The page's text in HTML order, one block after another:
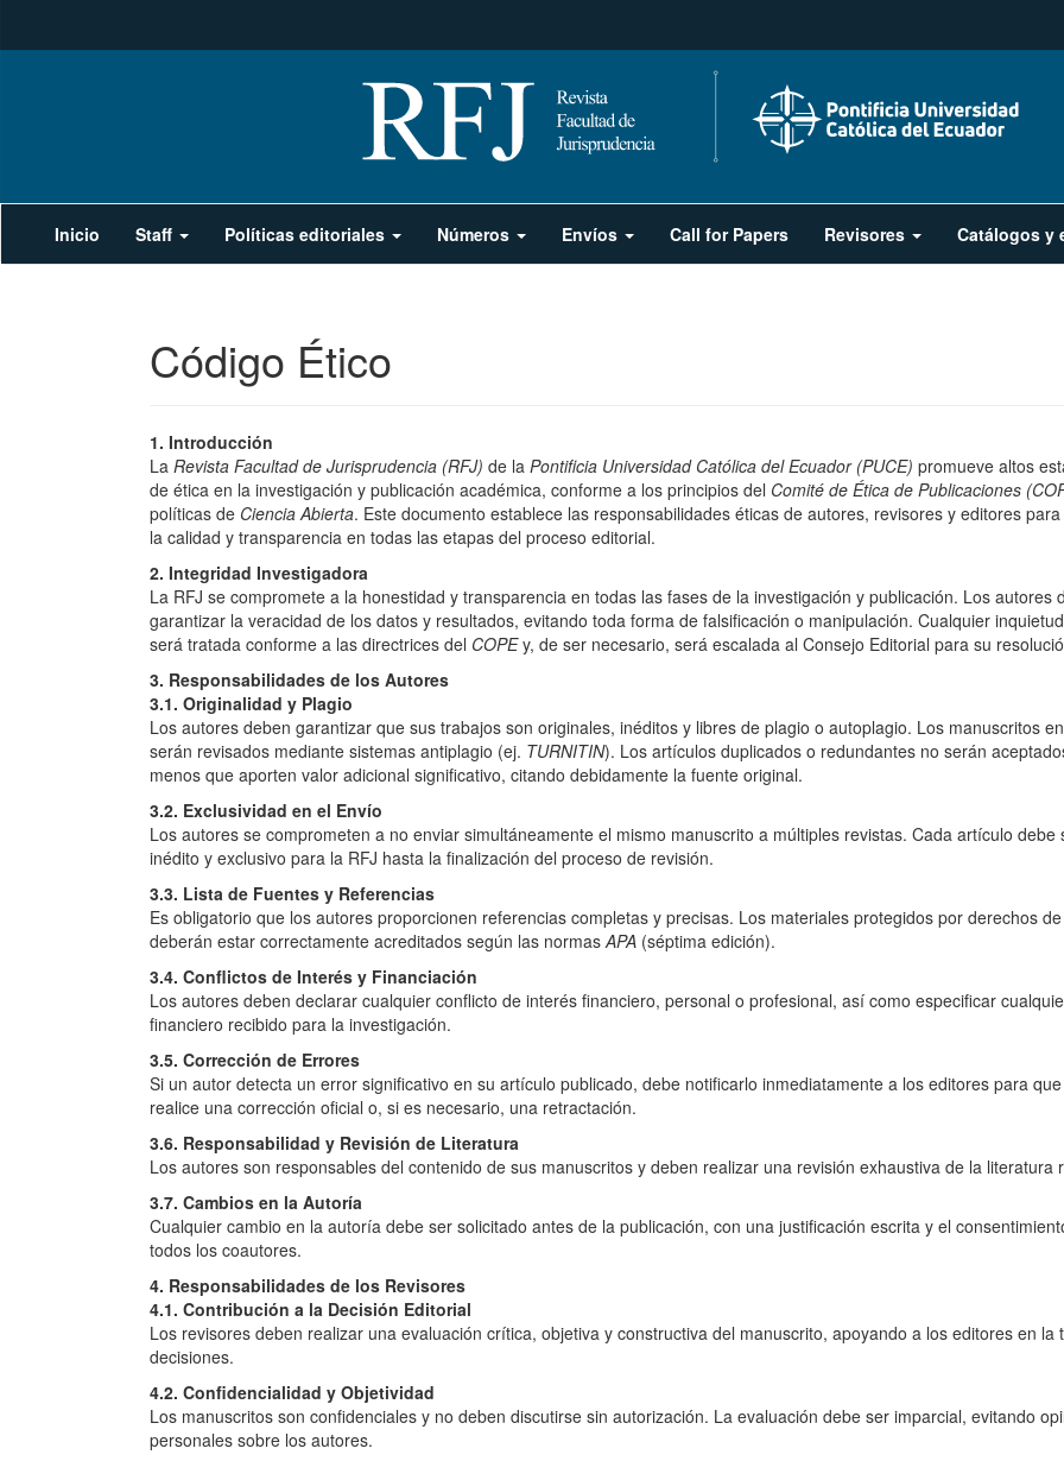
principal
Contenido
Inicio Staff Políticas editoriales Números Envíos Call for Papers Revisores Catálogos y
Código Ético
1. Introducción
La Revista Facultad de Jurisprudencia (RFJ) de la Pontificia Universidad Católica del Ecuador (PUCE) promueve altos
de ética en la investigación y publicación académica, conforme a los principios del Comité de Ética de Publicaciones
políticas de Ciencia Abierta. Este documento establece las responsabilidades éticas de autores, revisores y editores
la calidad y transparencia en todas las etapas del proceso editorial.
2. Integridad Investigadora
La RFJ se compromete a la honestidad y transparencia en todas las fases de la investigación y publicación. Los autores
garantizar la veracidad de los datos y resultados, evitando toda forma de falsificación o manipulación. Cualquier
será tratada conforme a las directrices del COPEy, de ser necesario, será escalada al Consejo Editorial para su
3. Responsabilidades de los Autores
3.1. Originalidad y Plagio
Los autores deben garantizar que sus trabajos son originales, inéditos y libres de plagio o autoplagio. Los manuscritos
serán revisados mediante sistemas antiplagio (ej. TURNITIN). Los artículos duplicados o redundantes no serán
menos que aporten valor adicional significativo, citando debidamente la fuente original.
3.2. Exclusividad en el Envío
Los autores se comprometen a no enviar simultáneamente el mismo manuscrito a múltiples revistas. Cada artículo debe
inédito y exclusivo para la RFJ hasta la finalización del proceso de revisión.
3.3. Lista de Fuentes y Referencias
Es obligatorio que los autores proporcionen referencias completas y precisas. Los materiales protegidos por derechos
deberán estar correctamente acreditados según las normas APA(séptima edición).
3.4. Conflictos de Interés y Financiación
Los autores deben declarar cualquier conflicto de interés financiero, personal o profesional, así como especificar
financiero recibido para la investigación.
3.5. Corrección de Errores
Si un autor detecta un error significativo en su artículo publicado, debe notificarlo inmediatamente a los editores para
realice una corrección oficial o, si es necesario, una retractación.
3.6. Responsabilidad y Revisión de Literatura
Los autores son responsables del contenido de sus manuscritos y deben realizar una revisión exhaustiva de la literatura
3.7. Cambios en la Autoría
Cualquier cambio en la autoría debe ser solicitado antes de la publicación, con una justificación escrita y el
todos los coautores.
4. Responsabilidades de los Revisores
4.1. Contribución a la Decisión Editorial
Los revisores deben realizar una evaluación crítica, objetiva y constructiva del manuscrito, apoyando a los editores en la
decisiones.
4.2. Confidencialidad y Objetividad
Los manuscritos son confidenciales y no deben discutirse sin autorización. La evaluación debe ser imparcial, evitando
personales sobre los autores.